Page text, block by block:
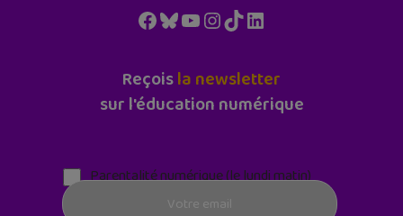
Facebook
Bluesky
YouTube
Instagram
TikTokLinkedIn
Reçoisla newsletter
sur l'éducation numérique
Parentalité numérique (le lundi matin)